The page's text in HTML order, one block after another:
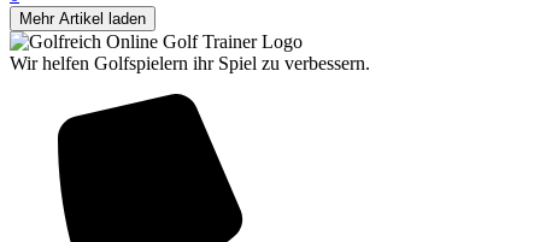
Mehr Artikel laden
Wir helfen Golfspielern ihr Spiel zu verbessern.